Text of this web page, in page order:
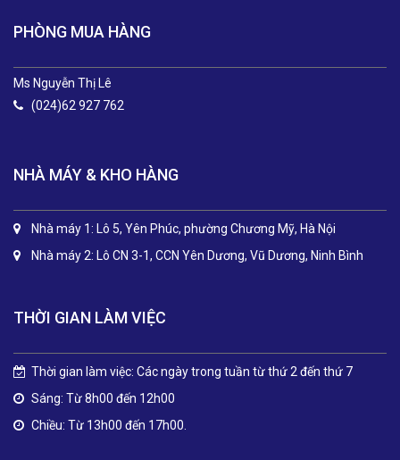
PHÒNG MUA HÀNG
Ms Nguyễn Thị Lê
(024)62 927 762
NHÀ MÁY & KHO HÀNG
Nhà máy 1: Lô 5, Yên Phúc, phường Chương Mỹ, Hà Nội
Nhà máy 2: Lô CN 3-1, CCN Yên Dương, Vũ Dương, Ninh Bình
THỜI GIAN LÀM VIỆC
Thời gian làm việc: Các ngày trong tuần từ thứ 2 đến thứ 7
Sáng: Từ 8h00 đến 12h00
Chiều: Từ 13h00 đến 17h00.